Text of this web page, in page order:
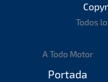
Todos
A Todo Motor
Portada